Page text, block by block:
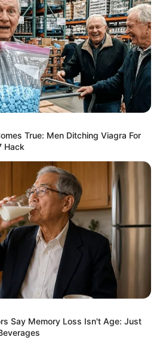
True: Men Ditching Viagra For
Hack
Say Memory Loss Isn't Age: Just